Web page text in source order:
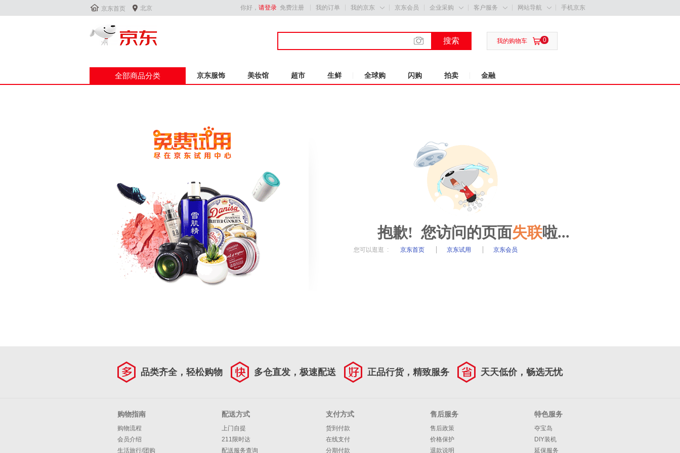
 京东首页  北京 你好， 请登录 免费注册 我的订单 我的京东  京东会员 企业采购  客户服务  网站导航  手机京东
搜索  0
我的购物车
全部商品分类 京东服饰 美妆馆 超市 生鲜 全球购 闪购 拍卖 金融
抱歉! 您访问的页面失联啦...
您可以逛逛 : 京东首页 京东试用 京东会员
品类齐全，轻松购物 多仓直发，极速配送 正品行货，精致服务 天天低价，畅选无忧
购物指南
购物流程
会员介绍
生活旅行/团购
配送方式
上门自提
211限时达
配送服务查询
支付方式
货到付款
在线支付
分期付款
售后服务
售后政策
价格保护
退款说明
特色服务
夺宝岛
DIY装机
延保服务